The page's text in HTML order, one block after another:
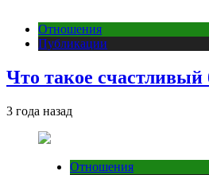
Отношения
Публикации
Что такое счастливый
3 года назад
Отношения